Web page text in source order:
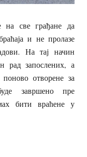
на све грађане да
и не пролазе
На тај начин
рад запослених, а
отворене за
завршено пре
бити враћене у